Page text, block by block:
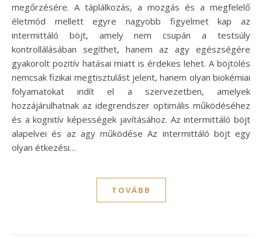
megőrzésére. A táplálkozás, a mozgás és a megfelelő
életmód mellett egyre nagyobb figyelmet kap az
intermittáló böjt, amely nem csupán a testsúly
kontrollálásában segíthet, hanem az agy egészségére
gyakorolt pozitív hatásai miatt is érdekes lehet. A böjtölés
nemcsak fizikai megtisztulást jelent, hanem olyan biokémiai
folyamatokat indít el a szervezetben, amelyek
hozzájárulhatnak az idegrendszer optimális működéséhez
és a kognitív képességek javításához. Az intermittáló böjt
alapelvei és az agy működése Az intermittáló böjt egy
olyan étkezési…
TOVÁBB